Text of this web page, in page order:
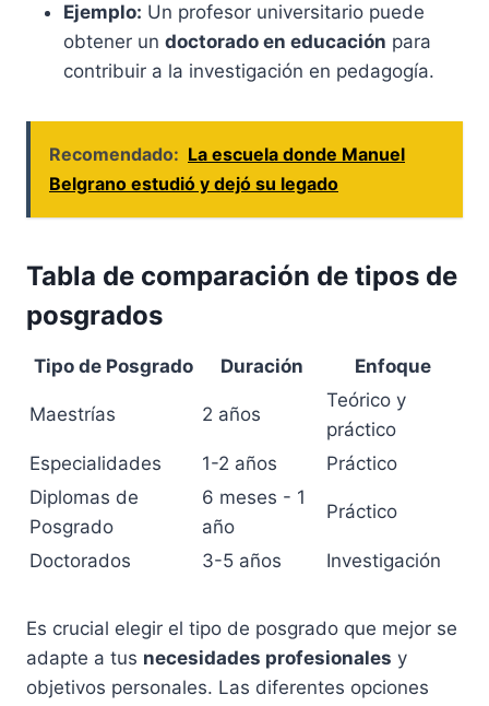
Ejemplo: Un profesor universitario puede
obtener un doctorado en educación para
contribuir a la investigación en pedagogía.
Recomendado: La escuela donde Manuel
Belgrano estudió y dejó su legado
Tabla de comparación de tipos de
posgrados
Tipo de Posgrado Duración Enfoque
Maestrías 2 años
Teórico y
práctico
Especialidades
1-2 años
Práctico
Diplomas de
Posgrado
6 meses - 1
año
Práctico
Doctorados 3-5 años Investigación
Es crucial elegir el tipo de posgrado que mejor se
adapte a tus necesidades profesionales y
objetivos personales. Las diferentes opciones